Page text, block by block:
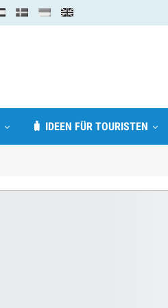
🧳 IDEEN FÜR TOURISTEN